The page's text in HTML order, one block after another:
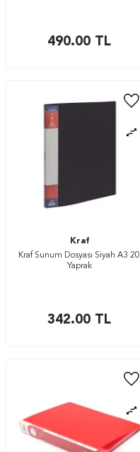
490.00 TL
Kraf
Kraf Sunum Dosyası Siyah A3 20
Yaprak
342.00 TL